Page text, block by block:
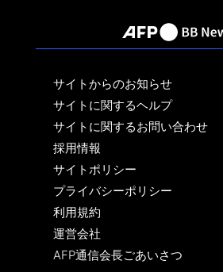
サイトからのお知らせ
サイトに関するヘルプ
サイトに関するお問い合わせ
採用情報
サイトポリシー
プライバシーポリシー
利用規約
運営会社
AFP通信会長ごあいさつ